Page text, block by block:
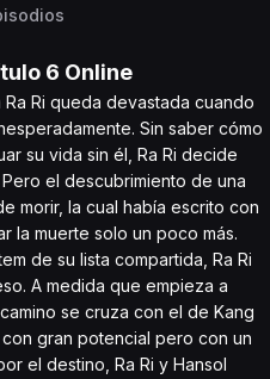
6 Online
Ri queda devastada cuando
Sin saber cómo
su vida sin él, Ra Ri decide
el descubrimiento de una
morir, la cual había escrito con
la muerte solo un poco más.
de su lista compartida, Ra Ri
A medida que empieza a
se cruza con el de Kang
gran potencial pero con un
el destino, Ra Ri y Hansol